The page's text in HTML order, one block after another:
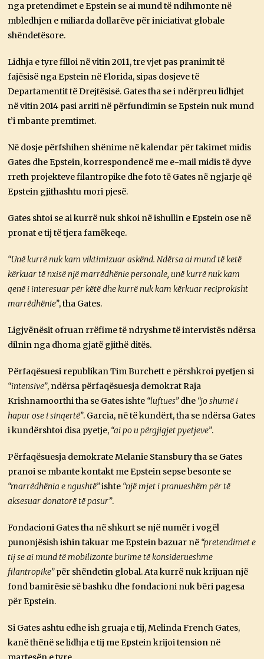
nga pretendimet e Epstein se ai mund të ndihmonte në
mbledhjen e miliarda dollarëve për iniciativat globale
shëndetësore.
Lidhja e tyre filloi në vitin 2011, tre vjet pas pranimit të
fajësisë nga Epstein në Florida, sipas dosjeve të
Departamentit të Drejtësisë. Gates tha se i ndërpreu lidhjet
në vitin 2014 pasi arriti në përfundimin se Epstein nuk mund
t’i mbante premtimet.
Në dosje përfshihen shënime në kalendar për takimet midis
Gates dhe Epstein, korrespondencë me e-mail midis të dyve
rreth projekteve filantropike dhe foto të Gates në ngjarje që
Epstein gjithashtu mori pjesë.
Gates shtoi se ai kurrë nuk shkoi në ishullin e Epstein ose në
pronat e tij të tjera famëkeqe.
“Unë kurrë nuk kam viktimizuar askënd. Ndërsa ai mund të ketë
kërkuar të nxisë një marrëdhënie personale, unë kurrë nuk kam
qenë i interesuar për këtë dhe kurrë nuk kam kërkuar reciprokisht
marrëdhënie”, tha Gates.
Ligjvënësit ofruan rrëfime të ndryshme të intervistës ndërsa
dilnin nga dhoma gjatë gjithë ditës.
Përfaqësuesi republikan Tim Burchett e përshkroi pyetjen si
“intensive”, ndërsa përfaqësuesja demokrat Raja
Krishnamoorthi tha se Gates ishte “luftues”dhe “jo shumë i
hapur ose i sinqertë”. Garcia, në të kundërt, tha se ndërsa Gates
i kundërshtoi disa pyetje, “ai po u përgjigjet pyetjeve”.
Përfaqësuesja demokrate Melanie Stansbury tha se Gates
pranoi se mbante kontakt me Epstein sepse besonte se
“marrëdhënia e ngushtë”ishte “një mjet i pranueshëm për të
aksesuar donatorë të pasur”.
Fondacioni Gates tha në shkurt se një numër i vogël
punonjësish ishin takuar me Epstein bazuar në “pretendimet e
tij se ai mund të mobilizonte burime të konsiderueshme
filantropike”për shëndetin global. Ata kurrë nuk krijuan një
fond bamirësie së bashku dhe fondacioni nuk bëri pagesa
për Epstein.
Si Gates ashtu edhe ish gruaja e tij, Melinda French Gates,
kanë thënë se lidhja e tij me Epstein krijoi tension në